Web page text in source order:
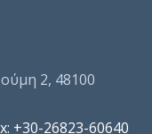
2, 48100
+30-26823-60640